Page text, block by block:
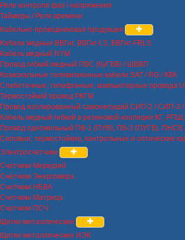
Реле контроля фаз / напряжения
Таймеры / Реле времени
Кабельно-проводниковая продукция
Кабели медные ВВГнг, ВВГнг-LS, ВВГнг-FRLS
Кабель медный NYM
Провод гибкий медный ПВС (КуГВВ) / ШВВП
Коаксиальные телевизионные кабели SAT / RG / КВК
Слаботочные, телефонные, компьютерные провода
Термостойкий провод РКГМ
Провод изолированный самонесущий СИП-2 / СИП-3
Кабель медный гибкий в резиновой изоляции КГ,
Провод одножильный ПВ-1 (ПУВ), ПВ-3 (ПУГВ), ПНСВ
Силовые, термостойкие, контрольные и оптические
Электросчетчики
Счетчики Меркурий
Счетчики Энергомера
Счетчики НЕВА
Счетчики Матрица
Счетчики ПСЧ
Щитки металлические
Щитки металлические ИЭК